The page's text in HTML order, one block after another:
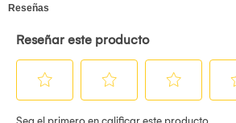
práctico.
conversación de hasta 8 horas, tiempo
7. Buena calidad, diseño plegable y
ajustable, muy cómodo de llevar y fácil
8. La mejor opción para escuchar